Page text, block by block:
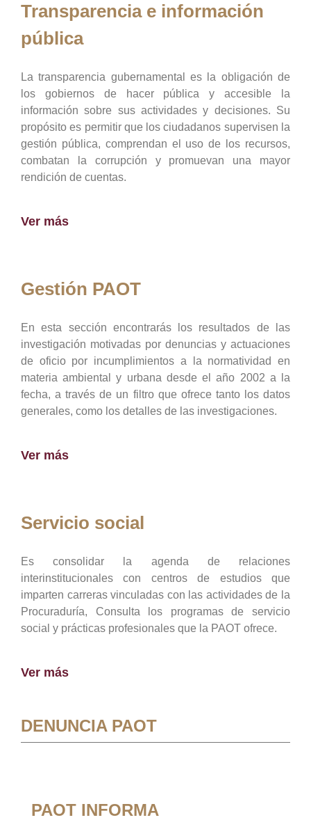
Transparencia e información
pública
La transparencia gubernamental es la obligación de
los gobiernos de hacer pública y accesible la
información sobre sus actividades y decisiones. Su
propósito es permitir que los ciudadanos supervisen la
gestión pública, comprendan el uso de los recursos,
combatan la corrupción y promuevan una mayor
rendición de cuentas.
Ver más
Gestión PAOT
En esta sección encontrarás los resultados de las
investigación motivadas por denuncias y actuaciones
de oficio por incumplimientos a la normatividad en
materia ambiental y urbana desde el año 2002 a la
fecha, a través de un filtro que ofrece tanto los datos
generales, como los detalles de las investigaciones.
Ver más
Servicio social
Es consolidar la agenda de relaciones
interinstitucionales con centros de estudios que
imparten carreras vinculadas con las actividades de la
Procuraduría, Consulta los programas de servicio
social y prácticas profesionales que la PAOT ofrece.
Ver más
DENUNCIA PAOT
PAOT INFORMA